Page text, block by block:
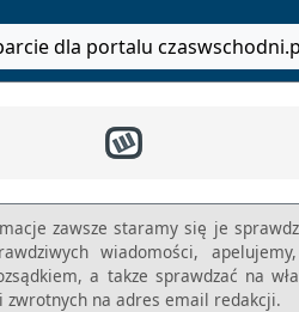
dla portalu
zawsze staramy się je
wiadomości,
a takze sprawdzać na
zwrotnych na adres email redakcji.